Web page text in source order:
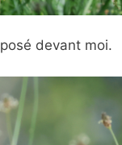
devant moi.